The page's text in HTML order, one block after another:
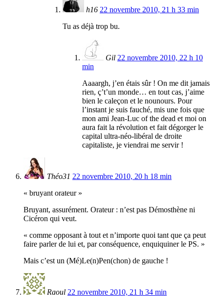
h16 22 novembre 2010, 21 h 33 min
Tu as déjà trop bu.
Gil 22 novembre 2010, 22 h 10
min
Aaaargh, j’en étais sûr ! On me dit jamais
rien, ç’t’un monde… en tout cas, j’aime
bien le caleçon et le nounours. Pour
l’instant je suis fauché, mis une fois que
mon ami Jean-Luc of the dead et moi on
aura fait la révolution et fait dégorger le
capital ultra-néo-libéral de droite
capitaliste, je viendrai me servir !
Théo31 22 novembre 2010, 20 h 18 min
« bruyant orateur »
Bruyant, assurément. Orateur : n’est pas Démosthène ni
Cicéron qui veut.
« comme opposant à tout et n’importe quoi tant que ça peut
faire parler de lui et, par conséquence, enquiquiner le PS. »
Mais c’est un (Mé)Le(n)Pen(chon) de gauche !
Raoul 22 novembre 2010, 21 h 34 min